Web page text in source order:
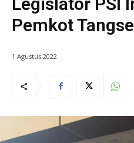
Pemkot
1 Agustus 2022